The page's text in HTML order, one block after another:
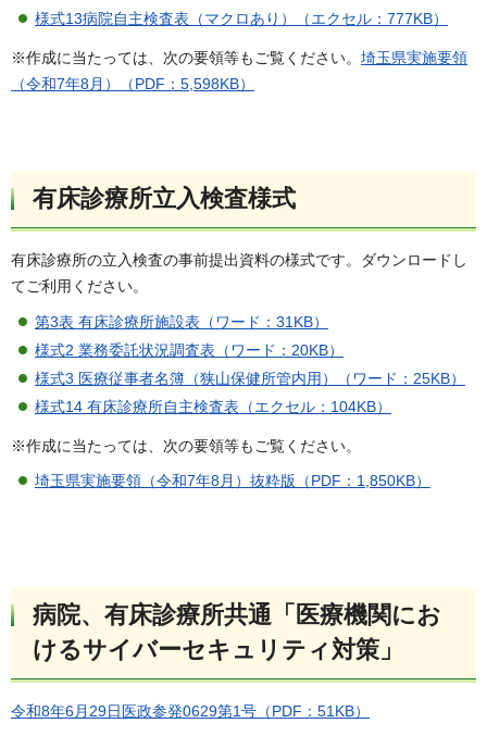
様式13病院自主検査表（マクロあり）（エクセル：777KB）
※作成に当たっては、次の要領等もご覧ください。 埼玉県実施要領
（令和7年8月）（PDF：5,598KB）
有床診療所立入検査様式
有床診療所の立入検査の事前提出資料の様式です。ダウンロードし
てご利用ください。
第3表 有床診療所施設表（ワード：31KB）
様式2 業務委託状況調査表（ワード：20KB）
様式3 医療従事者名簿（狭山保健所管内用）（ワード：25KB）
様式14 有床診療所自主検査表（エクセル：104KB）
※作成に当たっては、次の要領等もご覧ください。
埼玉県実施要領（令和7年8月）抜粋版（PDF：1,850KB）
病院、有床診療所共通「医療機関にお
けるサイバーセキュリティ対策」
令和8年6月29日医政参発0629第1号（PDF：51KB）